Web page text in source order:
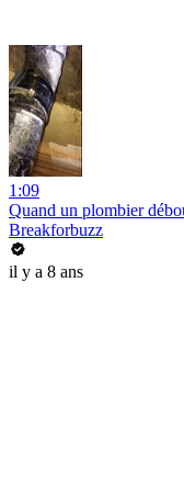
1:09
Quand un plombier
Breakforbuzz
il y a 8 ans